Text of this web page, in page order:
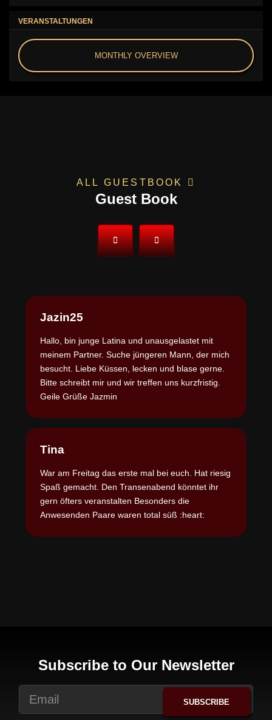
VERANSTALTUNGEN
MONTHLY OVERVIEW
ALL GUESTBOOK
Guest Book
Jazin25
Hallo, bin junge Latina und unausgelastet mit
meinem Partner. Suche jüngeren Mann, der mich
besucht. Liebe Küssen, lecken und blase gerne.
Bitte schreibt mir und wir treffen uns kurzfristig.
Geile Grüße Jazmin
Tina
War am Freitag das erste mal bei euch. Hat riesig
Spaß gemacht. Den Transenabend könntet ihr
gern öfters veranstalten Besonders die
Anwesenden Paare waren total süß :heart:
Subscribe to Our Newsletter
SUBSCRIBE